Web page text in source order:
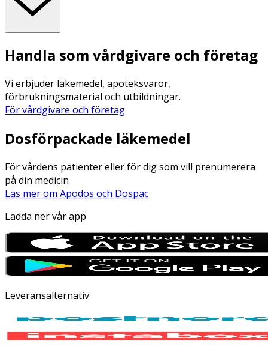
Handla som vårdgivare och företag
Vi erbjuder läkemedel, apoteksvaror,
förbrukningsmaterial och utbildningar.
För vårdgivare och företag
Dosförpackade läkemedel
För vårdens patienter eller för dig som vill prenumerera
på din medicin
Läs mer om Apodos och Dospac
Ladda ner vår app
Leveransalternativ